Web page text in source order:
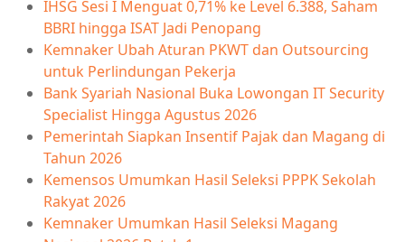
IHSG Sesi I Menguat 0,71% ke Level 6.388, Saham
BBRI hingga ISAT Jadi Penopang
Kemnaker Ubah Aturan PKWT dan Outsourcing
untuk Perlindungan Pekerja
Bank Syariah Nasional Buka Lowongan IT Security
Specialist Hingga Agustus 2026
Pemerintah Siapkan Insentif Pajak dan Magang di
Tahun 2026
Kemensos Umumkan Hasil Seleksi PPPK Sekolah
Rakyat 2026
Kemnaker Umumkan Hasil Seleksi Magang